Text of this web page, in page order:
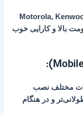
Motorola,
بالا و کارایی خوب
:
مختلف نصب
و در هنگام